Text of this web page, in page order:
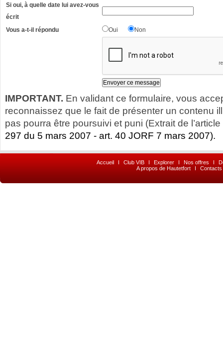
Si oui, à quelle date lui avez-vous
écrit
Vous a-t-il répondu
Oui Non
IMPORTANT. En validant ce formulaire, vous
reconnaissez que le fait de présenter un contenu
pas pourra être poursuivi et puni (Extrait de
297 du 5 mars 2007 - art. 40 JORF 7 mars 2007).
Accueil I Club VIB I Explorer I Nos offres I
A propos de Hautetfort
I Contacts